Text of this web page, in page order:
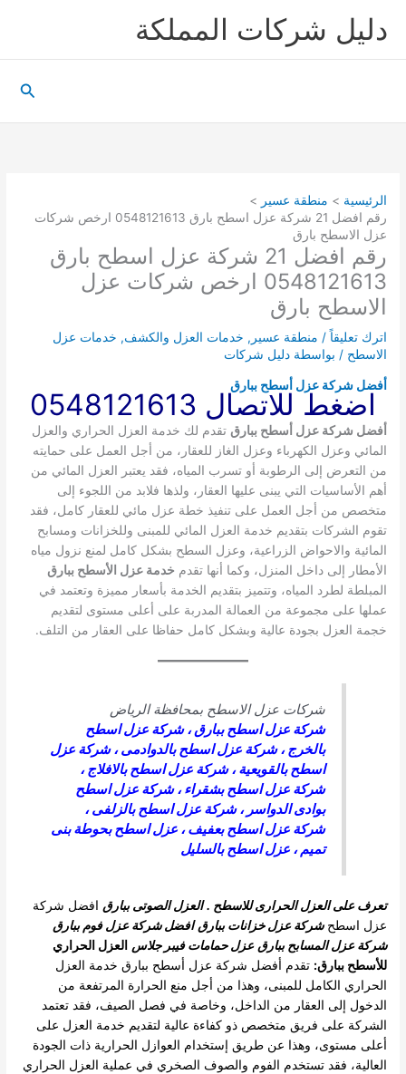
دليل شركات المملكة
الرئيسية
منطقة عسير
رقم افضل 21 شركة عزل اسطح بارق 0548121613 ارخص شركات
عزل الاسطح بارق
رقم افضل 21 شركة عزل اسطح بارق
0548121613 ارخص شركات عزل
الاسطح بارق
اترك تعليقاً / منطقة عسير , خدمات العزل والكشف, خدمات عزل
الاسطح / بواسطة دليل شركات
أفضل شركة عزل أسطح ببارق
اضغط للاتصال 0548121613
أفضل شركة عزل أسطح ببارق تقدم لك خدمة العزل الحراري والعزل
المائي وعزل الكهرباء وعزل الغاز للعقار، من أجل العمل على حمايته
من التعرض إلى الرطوبة أو تسرب المياه، فقد يعتبر العزل المائي من
أهم الأساسيات التي يبنى عليها العقار، ولذها فلابد من اللجوء إلى
متخصص من أجل العمل على تنفيذ خطة عزل مائي للعقار كامل، فقد
تقوم الشركات بتقديم خدمة العزل المائي للمبنى وللخزانات ومسابح
المائية والاحواض الزراعية، وعزل السطح بشكل كامل لمنع نزول مياه
الأمطار إلى داخل المنزل، وكما أنها تقدم خدمة عزل الأسطح ببارق
المبلطة لطرد المياه، وتتميز بتقديم الخدمة بأسعار مميزة وتعتمد في
عملها على مجموعة من العمالة المدربة على أعلى مستوى لتقديم
خجمة العزل بجودة عالية وبشكل كامل حفاظا على العقار من التلف.
شركات عزل الاسطح بمحافظة الرياض
شركة عزل اسطح ببارق،شركة عزل اسطح
بالخرج،شركة عزل اسطح بالدوادمى،شركة عزل
اسطح بالقويعية،شركة عزل اسطح بالافلاج،
شركة عزل اسطح بشقراء،شركة عزل اسطح
بوادى الدواسر ،شركة عزل اسطح بالزلفى،
شركة عزل اسطح بعفيف،عزل اسطح بحوطة بنى
تميم ،عزل اسطح بالسليل
تعرف على العزل الحرارى للاسطح . العزل الصوتى ببارق افضل شركة
عزل اسطح شركة عزل خزانات ببارق افضل شركة عزل فوم ببارق
شركة عزل المسابح ببارق عزل حمامات فيبر جلاس العزل الحراري
للأسطح ببارق: تقدم أفضل شركة عزل أسطح ببارق خدمة العزل
الحراري الكامل للمبنى، وهذا من أجل منع الحرارة المرتفعة من
الدخول إلى العقار من الداخل، وخاصة في فصل الصيف، فقد تعتمد
الشركة على فريق متخصص ذو كفاءة عالية لتقديم خدمة العزل على
أعلى مستوى، وهذا عن طريق إستخدام العوازل الحرارية ذات الجودة
العالية، فقد تستخدم الفوم والصوف الصخري في عملية العزل الحراري